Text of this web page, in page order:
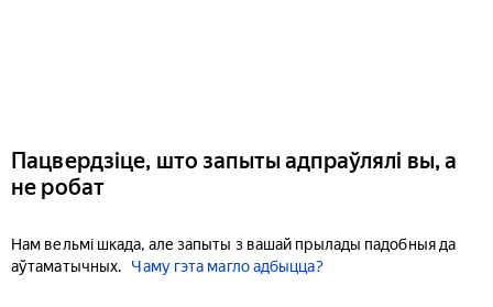
Пацвердзіце, што запыты адпраўлялі вы, а
не робат
Нам вельмі шкада, але запыты з вашай прылады падобныя да
аўтаматычных.
Чаму гэта магло адбыцца?